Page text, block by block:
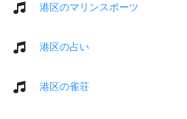
港区のマリンスポーツ
港区の占い
港区の雀荘